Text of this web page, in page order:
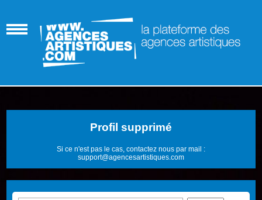
Profil supprimé
Si ce n'est pas le cas, contactez nous par mail :
support@agencesartistiques.com